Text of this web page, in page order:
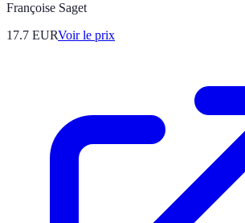
Françoise Saget
17.7 EURVoir le prix